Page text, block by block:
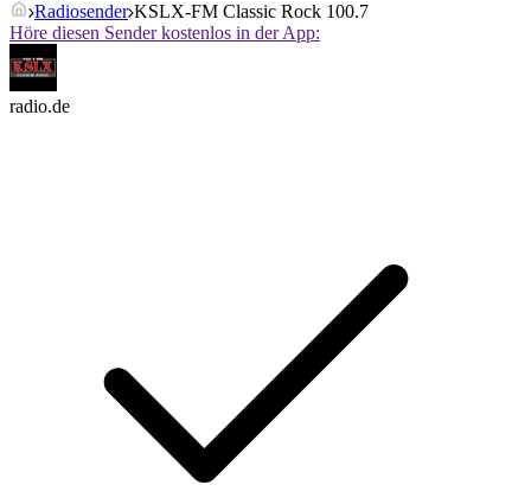
Radiosender KSLX-FM Classic Rock 100.7
Höre diesen Sender kostenlos in der App:
radio.de